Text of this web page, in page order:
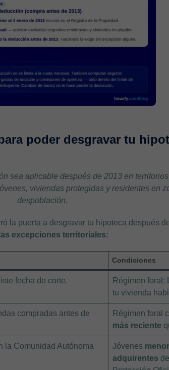
poder desgravar tu
sea aplicable después de 2013 en
viviendas protegidas y residentes en
despoblación.
la puerta a desgravar tu hipoteca después
excepciones territoriales:
Condiciones
fecha de corte.
Régimen foral:
tu vivienda
compradas antes de
Régimen foral
más reciente
la Comunidad Autónoma Jóvenes
adquirentes